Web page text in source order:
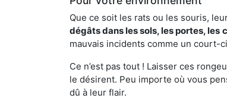
Que ce soit les rats ou les souris,
dégâts dans les sols, les portes, les
mauvais incidents comme un court-
Ce n’est pas tout ! Laisser ces
le désirent. Peu importe où vous
dû à leur flair.